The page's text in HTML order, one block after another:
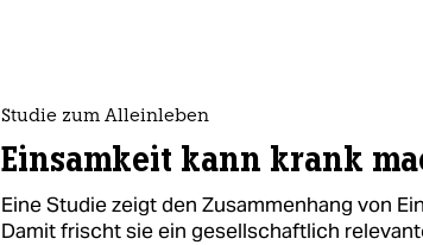
Studie zum Alleinleben
Einsamkeit kann krank
Eine Studie zeigt den Zusammenhang von
Damit frischt sie ein gesellschaftlich